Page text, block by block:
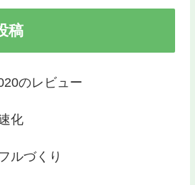
稿
のレビュー
化
ルづくり